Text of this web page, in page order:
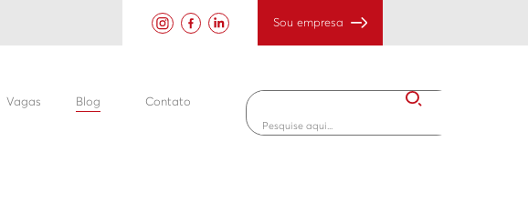
Sou empresa
Vagas Blog Contato